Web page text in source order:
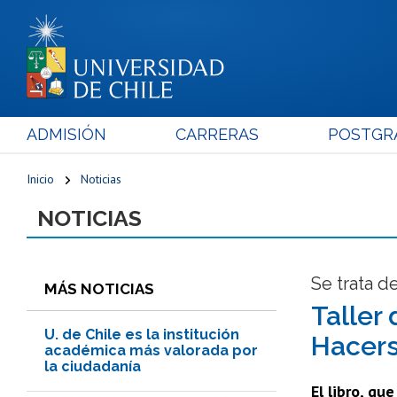
ADMISIÓN CARRERAS
Inicio Noticias
NOTICIAS
MÁS NOTICIAS
U. de Chile es la institución
académica más valorada por
la ciudadanía
Se trata
Taller
El libro,